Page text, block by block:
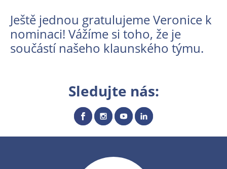
Ještě jednou gratulujeme Veronice k
nominaci! Vážíme si toho, že je
součástí našeho klaunského týmu.
Sledujte nás: